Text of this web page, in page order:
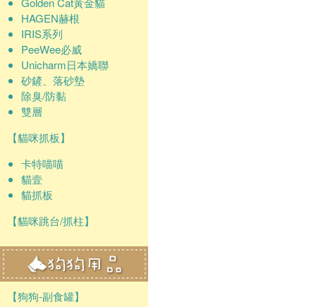
HAGEN赫根
IRIS系列
PeeWee必威
Unicharm日本嬌聯
砂鏟、落砂墊
除臭/防黏
雙層
【貓咪抓板】
卡特喵喵
貓壹
貓抓板
【貓咪跳台/抓柱】
【狗狗-副食罐】